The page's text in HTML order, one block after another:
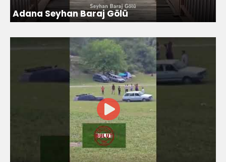
Adana Seyhan Baraj Gölü